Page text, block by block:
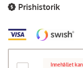
Prishistorik
Innehållet